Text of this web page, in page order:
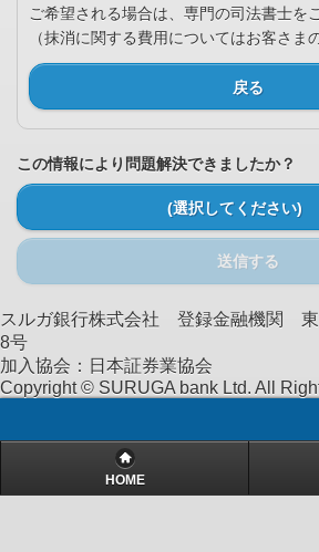
ご希望される場合は、専門の司法書士を
（抹消に関する費用についてはお客さま
戻る
この情報により問題解決できましたか？
(選択してください)
送信する
スルガ銀行株式会社 登録金融機関 東
8号
加入協会：日本証券業協会
Copyright © SURUGA bank Ltd. All
HOME